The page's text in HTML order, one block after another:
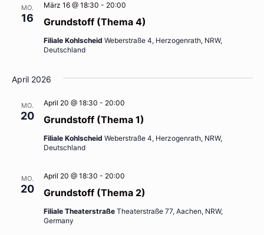
MO.
16 Grundstoff (Thema 4)
März 16 @ 18:30 - 20:00
Filiale Kohlscheid Weberstraße 4, Herzogenrath, NRW,
Deutschland
April 2026
MO.
20 Grundstoff (Thema 1)
April 20 @ 18:30 - 20:00
Filiale Kohlscheid Weberstraße 4, Herzogenrath, NRW,
Deutschland
MO.
20 Grundstoff (Thema 2)
April 20 @ 18:30 - 20:00
Filiale Theaterstraße Theaterstraße 77, Aachen, NRW,
Germany